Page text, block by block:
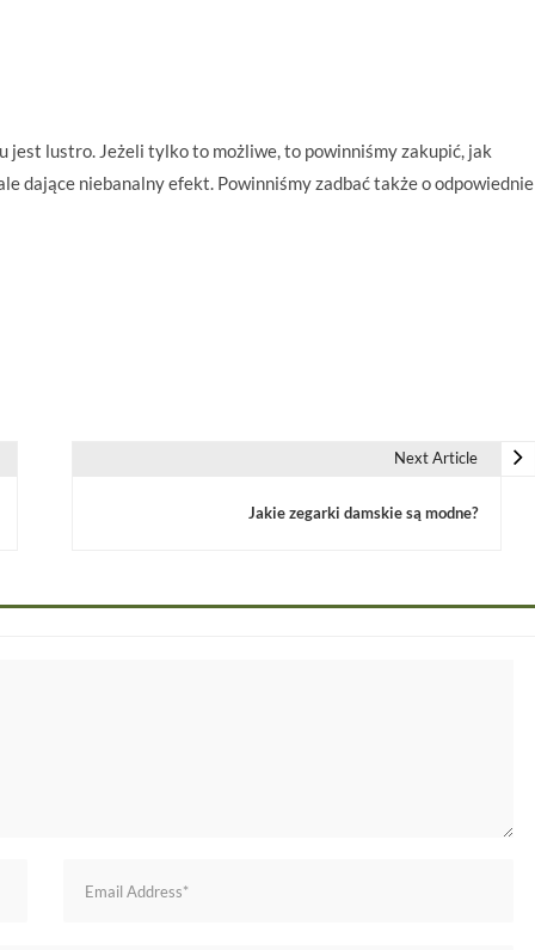
jest lustro. Jeżeli tylko to możliwe, to powinniśmy zakupić, jak
dające niebanalny efekt. Powinniśmy zadbać także o odpowiednie
Next Article
Jakie zegarki damskie są modne?